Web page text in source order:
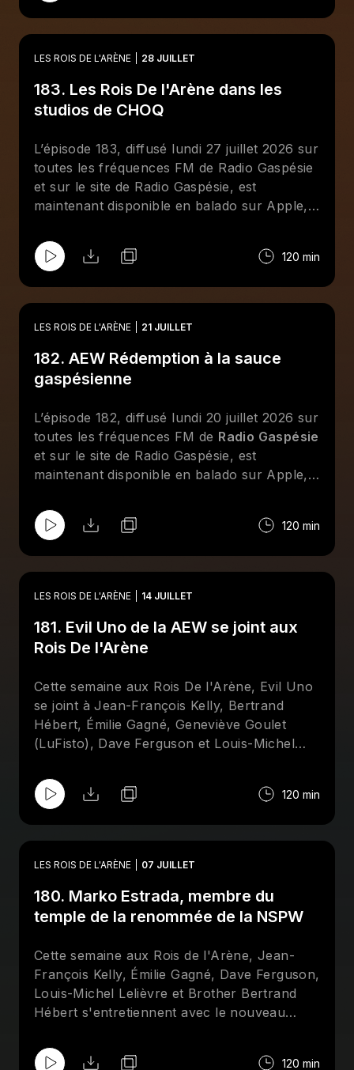
LES ROIS DE L'ARÈNE 28 JUILLET
183. Les Rois De l'Arène dans les
studios de CHOQ
L’épisode 183, diffusé lundi 27 juillet 2026 sur
toutes les fréquences FM de Radio Gaspésie
et sur le site de Radio Gaspésie, est
maintenant disponible en balado sur Apple,
Rois De l'Arène, Jean-François Kelly reçoit
deux chouchous de l'émission : Giancarlo
reviennent sur les moments forts de
l'actualité de la lutte professionnelle. Au
nouvelle chronique "Il était une fois" et des
entrevues téléphoniques avec Louis-Michel
Abonnez-vous sur Apple et/ou Spotify et
suivez la page Facebook desRois De
l'Arène!
120 min
LES ROIS DE L'ARÈNE 21 JUILLET
182. AEW Rédemption à la sauce
gaspésienne
L’épisode 182, diffusé lundi 20 juillet 2026 sur
toutes les fréquences FM de Radio Gaspésie
et sur le site de Radio Gaspésie, est
maintenant disponible en balado sur Apple,
auxRois De l'Arène
Dave Ferguson, Bertrand Hébert, Geneviève
sur les moments forts de l'actualité de la
lutte professionnelle. Au menu : le PPV
gaspésienne, une discussion sur
l'importance de savoir bien se vendre dans
l'aveugle des meilleurs finishers de tous les
temps. Abonnez-vous sur Apple et/ou
Spotify et suivez la page Facebook desRois
De l'Arène!
120 min
LES ROIS DE L'ARÈNE 14 JUILLET
181. Evil Uno de la AEW se joint aux
Rois De l'Arène
Cette semaine aux Rois De l'Arène, Evil Uno
se joint à Jean-François Kelly, Bertrand
Hébert, Émilie Gagné, Geneviève Goulet
(LuFisto), Dave Ferguson et Louis-Michel
Mystery Wrestling et de la All Elite Wrestling
qui se tiendront à la fin du mois de juillet, à
120 min
LES ROIS DE L'ARÈNE 07 JUILLET
180. Marko Estrada, membre du
temple de la renommée de la NSPW
Cette semaine aux Rois de l'Arène, Jean-
François Kelly, Émilie Gagné, Dave Ferguson,
Louis-Michel Lelièvre et Brother Bertrand
Hébert s'entretiennent avec le nouveau
NSPW, le "champian du mande", Marko
120 min